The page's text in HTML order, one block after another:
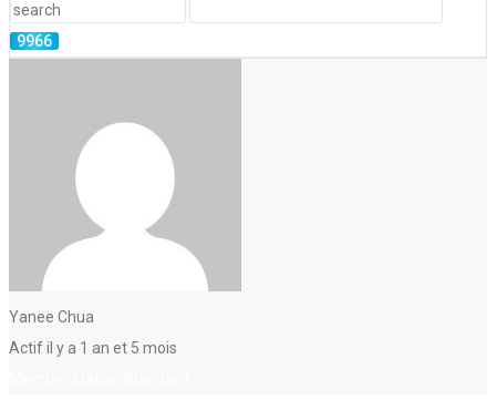
Yanee Chua
Actif il y a 1 an et 5 mois